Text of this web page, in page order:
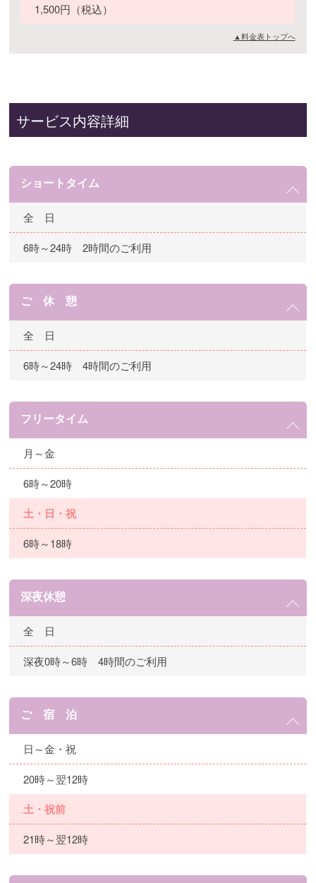
1,500円（税込）
▲料金表トップへ
サービス内容詳細
ショートタイム
全 日
6時～24時 2時間のご利用
ご 休 憩
全 日
6時～24時 4時間のご利用
フリータイム
月～金
6時～20時
土・日・祝
6時～18時
深夜休憩
全 日
深夜0時～6時 4時間のご利用
ご 宿 泊
日～金・祝
20時～翌12時
土・祝前
21時～翌12時